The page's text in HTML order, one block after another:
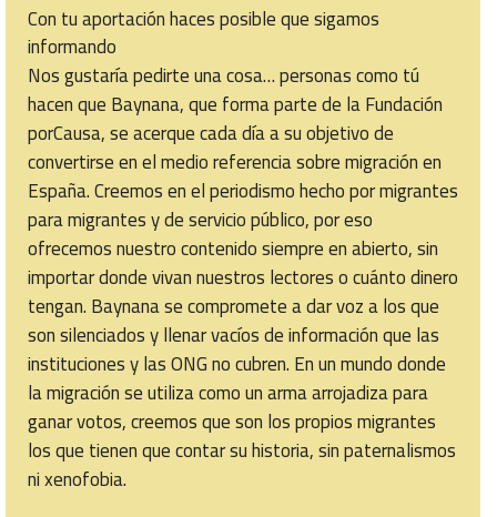
Con tu aportación haces posible que sigamos
informando
Nos gustaría pedirte una cosa… personas como tú
hacen que Baynana, que forma parte de la Fundación
porCausa, se acerque cada día a su objetivo de
convertirse en el medio referencia sobre migración en
España. Creemos en el periodismo hecho por migrantes
para migrantes y de servicio público, por eso
ofrecemos nuestro contenido siempre en abierto, sin
importar donde vivan nuestros lectores o cuánto dinero
tengan. Baynana se compromete a dar voz a los que
son silenciados y llenar vacíos de información que las
instituciones y las ONG no cubren. En un mundo donde
la migración se utiliza como un arma arrojadiza para
ganar votos, creemos que son los propios migrantes
los que tienen que contar su historia, sin paternalismos
ni xenofobia.